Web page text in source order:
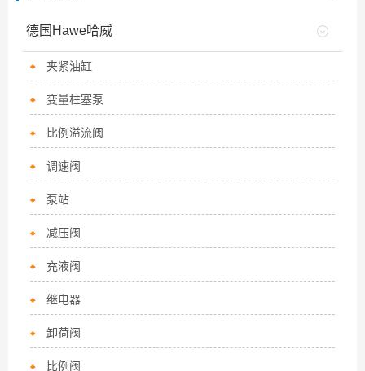
德国Hawe哈威
夹紧油缸
变量柱塞泵
比例溢流阀
调速阀
泵站
减压阀
充液阀
继电器
卸荷阀
比例阀